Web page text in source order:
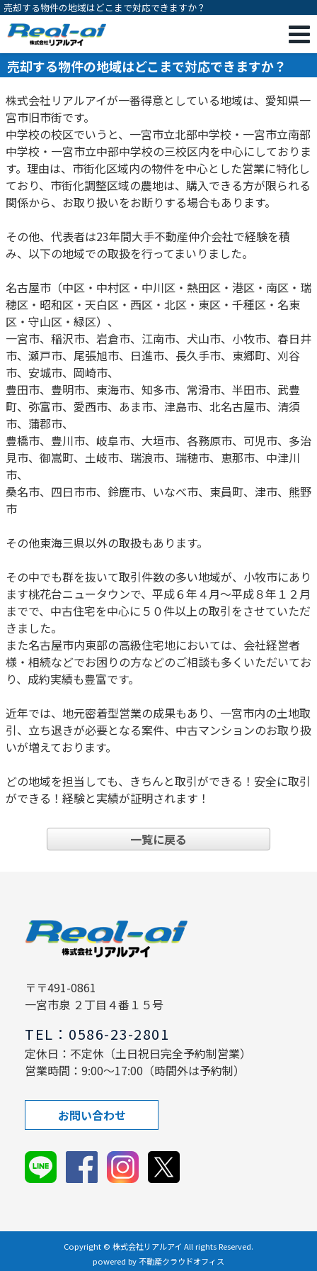
売却する物件の地域はどこまで対応できますか？
売却する物件の地域はどこまで対応できますか？
株式会社リアルアイが一番得意としている地域は、愛知県一
宮市旧市街です。
中学校の校区でいうと、一宮市立北部中学校・一宮市立南部
中学校・一宮市立中部中学校の三校区内を中心にしておりま
す。理由は、市街化区域内の物件を中心とした営業に特化し
ており、市街化調整区域の農地は、購入できる方が限られる
関係から、お取り扱いをお断りする場合もあります。
その他、代表者は23年間大手不動産仲介会社で経験を積
み、以下の地域での取扱を行ってまいりました。
名古屋市（中区・中村区・中川区・熱田区・港区・南区・瑞
穂区・昭和区・天白区・西区・北区・東区・千種区・名東
区・守山区・緑区）、
一宮市、稲沢市、岩倉市、江南市、犬山市、小牧市、春日井
市、瀬戸市、尾張旭市、日進市、長久手市、東郷町、刈谷
市、安城市、岡崎市、
豊田市、豊明市、東海市、知多市、常滑市、半田市、武豊
町、弥富市、愛西市、あま市、津島市、北名古屋市、清須
市、蒲郡市、
豊橋市、豊川市、岐阜市、大垣市、各務原市、可児市、多治
見市、御嵩町、土岐市、瑞浪市、瑞穂市、恵那市、中津川
市、
桑名市、四日市市、鈴鹿市、いなべ市、東員町、津市、熊野
市
その他東海三県以外の取扱もあります。
その中でも群を抜いて取引件数の多い地域が、小牧市にあり
ます桃花台ニュータウンで、平成６年４月～平成８年１２月
までで、中古住宅を中心に５０件以上の取引をさせていただ
きました。
また名古屋市内東部の高級住宅地においては、会社経営者
様・相続などでお困りの方などのご相談も多くいただいてお
り、成約実績も豊富です。
近年では、地元密着型営業の成果もあり、一宮市内の土地取
引、立ち退きが必要となる案件、中古マンションのお取り扱
いが増えております。
どの地域を担当しても、きちんと取引ができる！安全に取引
ができる！経験と実績が証明されます！
一覧に戻る
〒〒491-0861
一宮市泉 ２丁目４番１５号
TEL：0586-23-2801
定休日：不定休（土日祝日完全予約制営業）
営業時間：9:00～17:00（時間外は予約制）
お問い合わせ
Copyright © 株式会社リアルアイ All rights Reserved.
powered by 不動産クラウドオフィス